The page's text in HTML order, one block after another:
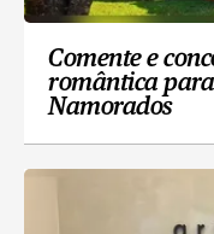
Comente e
romântica para
Namorados